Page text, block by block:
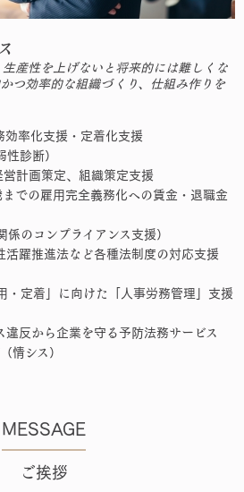
産性を上げないと将来的には難しくな
つ効率的な組織づくり、仕組み作りを
効率化支援・定着化支援
性診断）
計画策定、組織策定支援
での雇用完全義務化への賃金・退職金
のコンプライアンス支援）
活躍推進法など各種法制度の対応支援
・定着」に向けた「人事労務管理」支援
違反から企業を守る予防法務サービス
情シス）
MESSAGE
ご挨拶